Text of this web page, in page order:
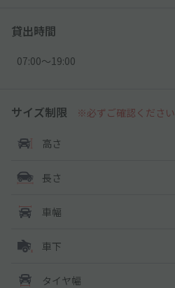
貸出時間
07:00〜19:00
サイズ制限 ※必ずご確認ください
高さ
長さ
車幅
車下
タイヤ幅